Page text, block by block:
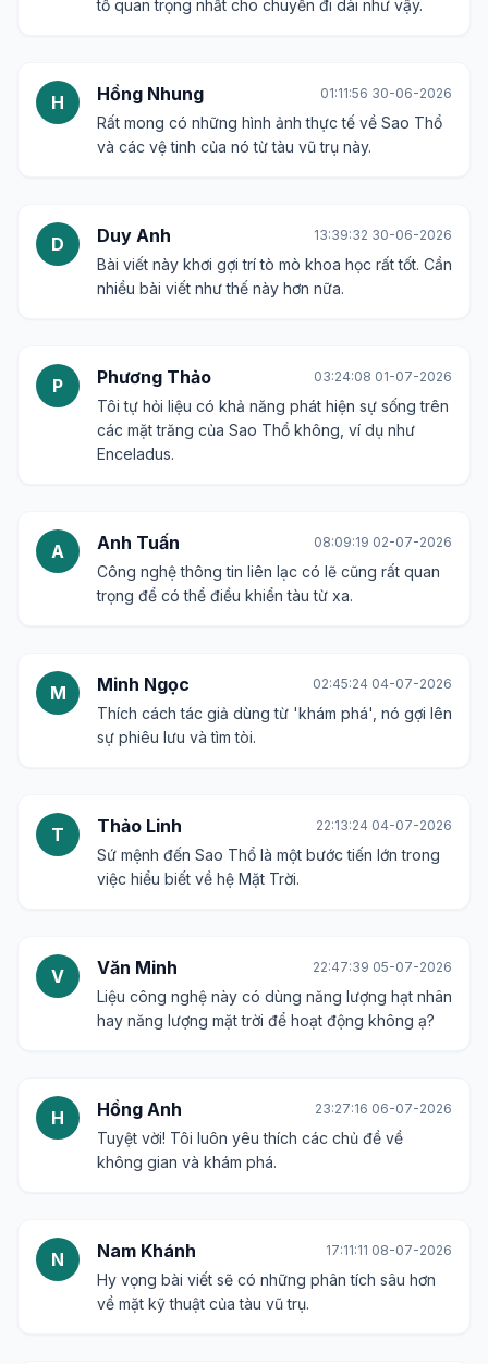
tố quan trọng nhất cho chuyến đi dài như vậy.
H Hồng Nhung 01:11:56 30-06-2026
Rất mong có những hình ảnh thực tế về Sao Thổ
và các vệ tinh của nó từ tàu vũ trụ này.
D Duy Anh 13:39:32 30-06-2026
Bài viết này khơi gợi trí tò mò khoa học rất tốt. Cần
nhiều bài viết như thế này hơn nữa.
P Phương Thảo 03:24:08 01-07-2026
Tôi tự hỏi liệu có khả năng phát hiện sự sống trên
các mặt trăng của Sao Thổ không, ví dụ như
Enceladus.
A Anh Tuấn 08:09:19 02-07-2026
Công nghệ thông tin liên lạc có lẽ cũng rất quan
trọng để có thể điều khiển tàu từ xa.
M Minh Ngọc 02:45:24 04-07-2026
Thích cách tác giả dùng từ 'khám phá', nó gợi lên
sự phiêu lưu và tìm tòi.
T Thảo Linh 22:13:24 04-07-2026
Sứ mệnh đến Sao Thổ là một bước tiến lớn trong
việc hiểu biết về hệ Mặt Trời.
V Văn Minh 22:47:39 05-07-2026
Liệu công nghệ này có dùng năng lượng hạt nhân
hay năng lượng mặt trời để hoạt động không ạ?
H Hồng Anh 23:27:16 06-07-2026
Tuyệt vời! Tôi luôn yêu thích các chủ đề về
không gian và khám phá.
N Nam Khánh 17:11:11 08-07-2026
Hy vọng bài viết sẽ có những phân tích sâu hơn
về mặt kỹ thuật của tàu vũ trụ.